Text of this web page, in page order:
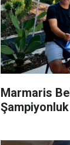
Marmaris